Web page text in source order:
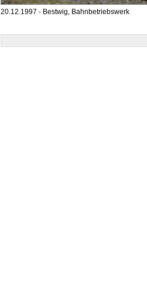
20.12.1997 - Bestwig, Bahnbetriebswerk